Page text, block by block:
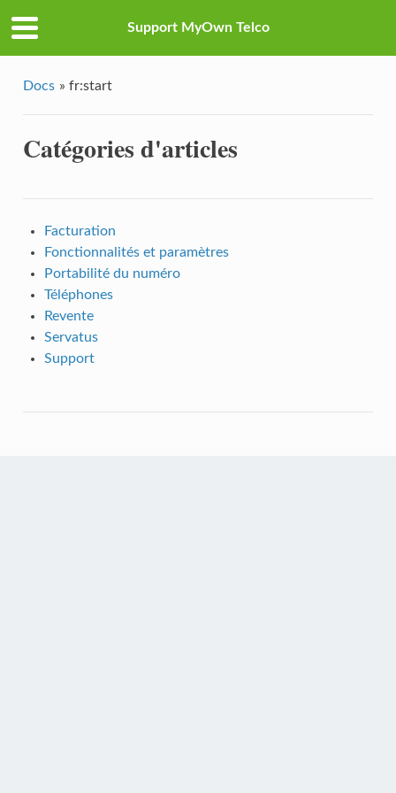
Support MyOwn Telco
Docs » fr:start
Catégories d'articles
Facturation
Fonctionnalités et paramètres
Portabilité du numéro
Téléphones
Revente
Servatus
Support